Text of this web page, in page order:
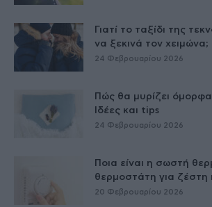
Γιατί το ταξίδι της
να ξεκινά τον χειμώνα;
24 Φεβρουαρίου 2026
Πώς θα μυρίζει όμορφα
Ιδέες και tips
24 Φεβρουαρίου 2026
Ποια είναι η σωστή
θερμοστάτη για ζέστη
20 Φεβρουαρίου 2026